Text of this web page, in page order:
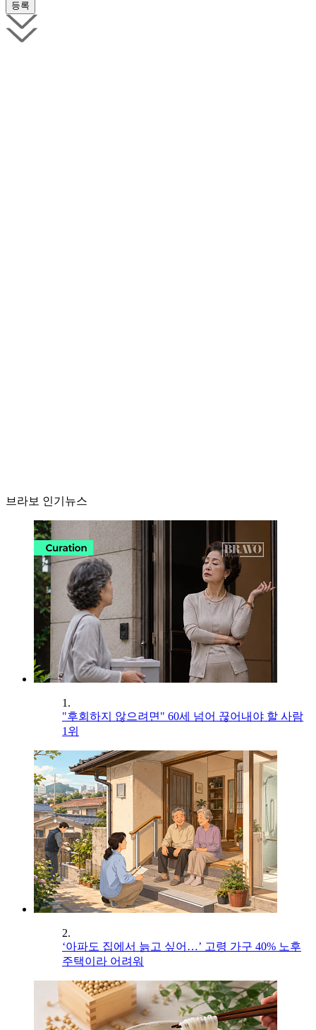
브라보 인기뉴스
1.
"후회하지 않으려면" 60세 넘어 끊어내야 할 사람
1위
2.
‘아파도 집에서 늙고 싶어…’ 고령 가구 40% 노후
주택이라 어려워